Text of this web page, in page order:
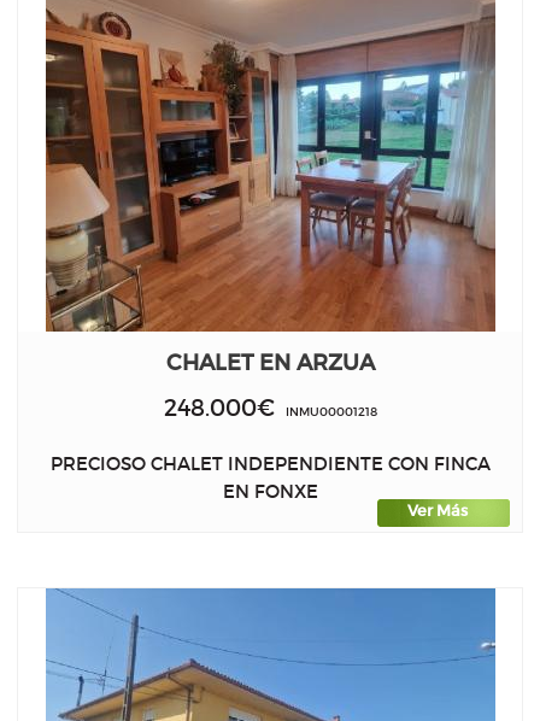
CHALET EN ARZUA
248.000€INMU00001218
PRECIOSO CHALET INDEPENDIENTE CON FINCA
EN FONXE
Ver Más